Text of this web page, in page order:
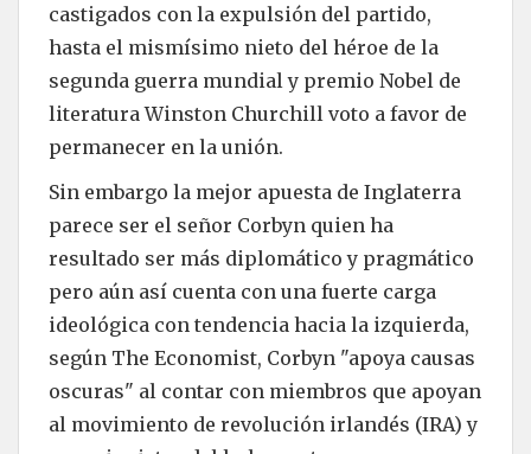
castigados con la expulsión del partido,
hasta el mismísimo nieto del héroe de la
segunda guerra mundial y premio Nobel de
literatura Winston Churchill voto a favor de
permanecer en la unión.
Sin embargo la mejor apuesta de Inglaterra
parece ser el señor Corbyn quien ha
resultado ser más diplomático y pragmático
pero aún así cuenta con una fuerte carga
ideológica con tendencia hacia la izquierda,
según The Economist, Corbyn "apoya causas
oscuras" al contar con miembros que apoyan
al movimiento de revolución irlandés (IRA) y